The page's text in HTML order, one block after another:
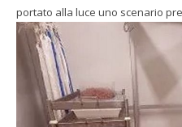
portato alla luce uno scenario